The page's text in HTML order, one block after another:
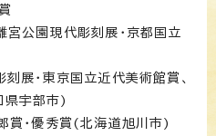
公園現代彫刻展・京都国立
展・東京国立近代美術館賞、
県宇部市)
賞・優秀賞(北海道旭川市)